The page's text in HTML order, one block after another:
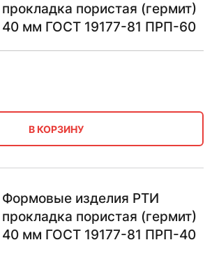
прокладка пористая (гермит)
40 мм ГОСТ 19177-81 ПРП-60
В КОРЗИНУ
Формовые изделия РТИ
прокладка пористая (гермит)
40 мм ГОСТ 19177-81 ПРП-40